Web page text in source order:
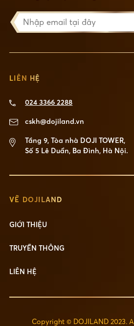
VỀ DOJILAND
GIỚI THIỆU
TRUYỀN THÔNG
LIÊN HỆ
LIÊN HỆ
024 3366 2288
cskh@dojiland.vn
Tầng 9, Tòa nhà DOJI TOWER,
Số 5 Lê Duẩn, Ba Đình, Hà Nội.
Copyright © DOJILAND 2023.